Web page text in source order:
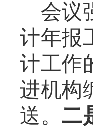
会议
计年报
计工作
进机构
送。 二